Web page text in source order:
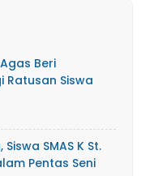
Beri
Ratusan Siswa
SMAS K St.
Pentas Seni